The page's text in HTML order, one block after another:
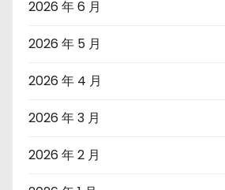
2026 年 6 月
2026 年 5 月
2026 年 4 月
2026 年 3 月
2026 年 2 月